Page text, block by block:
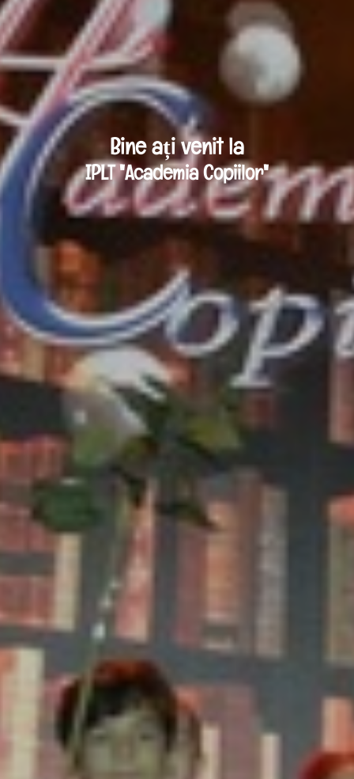
Bine ați venit la
IPLT "Academia Copiilor"